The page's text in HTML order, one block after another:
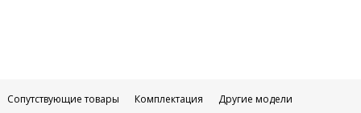
Сопутствующие товары Комплектация Другие модели